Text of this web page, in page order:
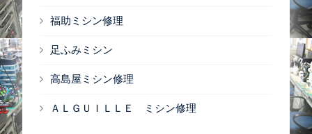
福助ミシン修理
足ふみミシン
高島屋ミシン修理
ＡＬＧＵＩＬＬＥ ミシン修理